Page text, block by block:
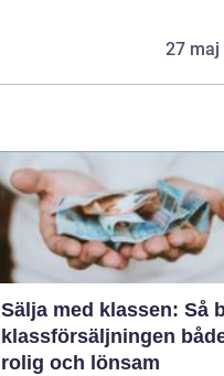
27 maj
Sälja med klassen: Så
klassförsäljningen
rolig och lönsam